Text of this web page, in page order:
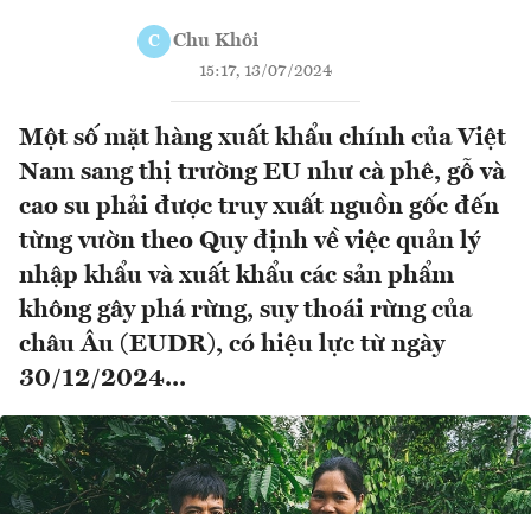
C Chu Khôi
15:17, 13/07/2024
Một số mặt hàng xuất khẩu chính của Việt
Nam sang thị trường EU như cà phê, gỗ và
cao su phải được truy xuất nguồn gốc đến
từng vườn theo Quy định về việc quản lý
nhập khẩu và xuất khẩu các sản phẩm
không gây phá rừng, suy thoái rừng của
châu Âu (EUDR), có hiệu lực từ ngày
30/12/2024...